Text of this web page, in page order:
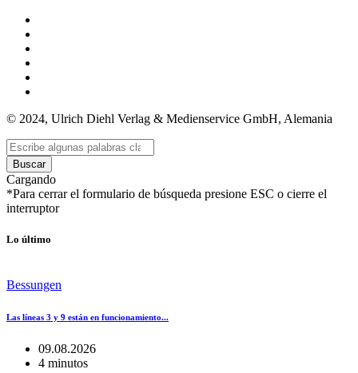
© 2024, Ulrich Diehl Verlag & Medienservice GmbH, Alemania
Buscar
Cargando
*Para cerrar el formulario de búsqueda presione ESC o cierre el
interruptor
Lo último
Bessungen
Las líneas 3 y 9 están en funcionamiento...
09.08.2026
4 minutos